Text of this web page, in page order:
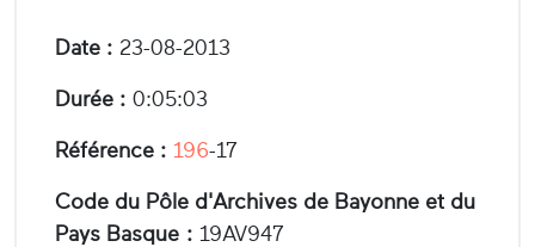
Date : 23-08-2013
Durée : 0:05:03
Référence : 196-17
Code du Pôle d'Archives de Bayonne et du
Pays Basque : 19AV947